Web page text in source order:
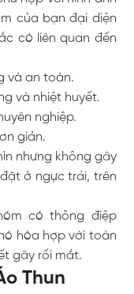
của bạn đại diện
có liên quan đến
và an toàn.
và nhiệt huyết.
nghiệp.
giản.
nhưng không gây
ở ngực trái, trên
có thông điệp
hòa hợp với toàn
gây rối mắt.
Thun